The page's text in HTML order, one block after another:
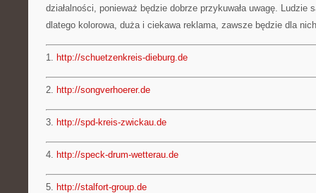
działalności, ponieważ będzie dobrze przykuwała uwagę. Ludzie
dlatego kolorowa, duża i ciekawa reklama, zawsze będzie dla
1. http://schuetzenkreis-dieburg.de
2. http://songverhoerer.de
3. http://spd-kreis-zwickau.de
4. http://speck-drum-wetterau.de
5. http://stalfort-group.de